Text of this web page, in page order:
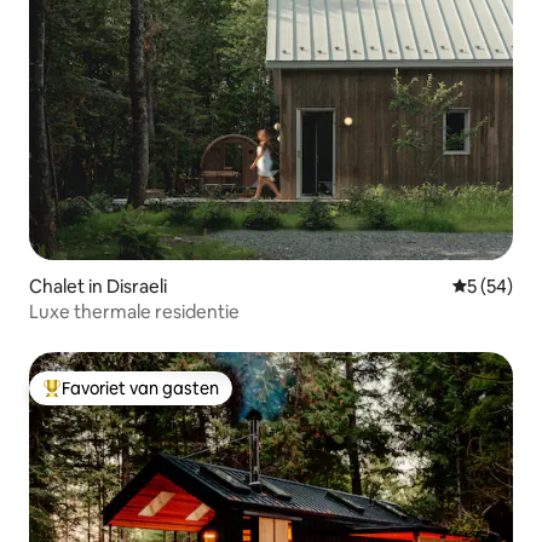
Chalet in Disraeli
5 (54)
Luxe thermale residentie
Topfavoriet van gasten
Favoriet van gasten